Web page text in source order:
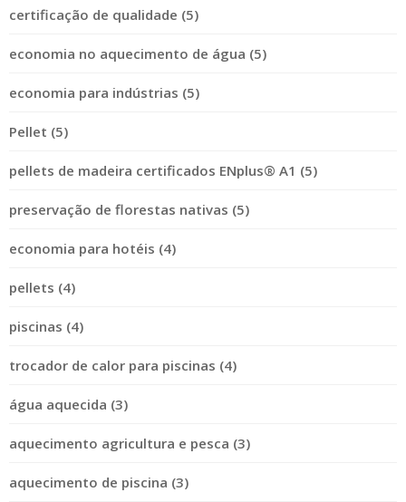
certificação de qualidade (5)
economia no aquecimento de água (5)
economia para indústrias (5)
Pellet (5)
pellets de madeira certificados ENplus® A1 (5)
preservação de florestas nativas (5)
economia para hotéis (4)
pellets (4)
piscinas (4)
trocador de calor para piscinas (4)
água aquecida (3)
aquecimento agricultura e pesca (3)
aquecimento de piscina (3)